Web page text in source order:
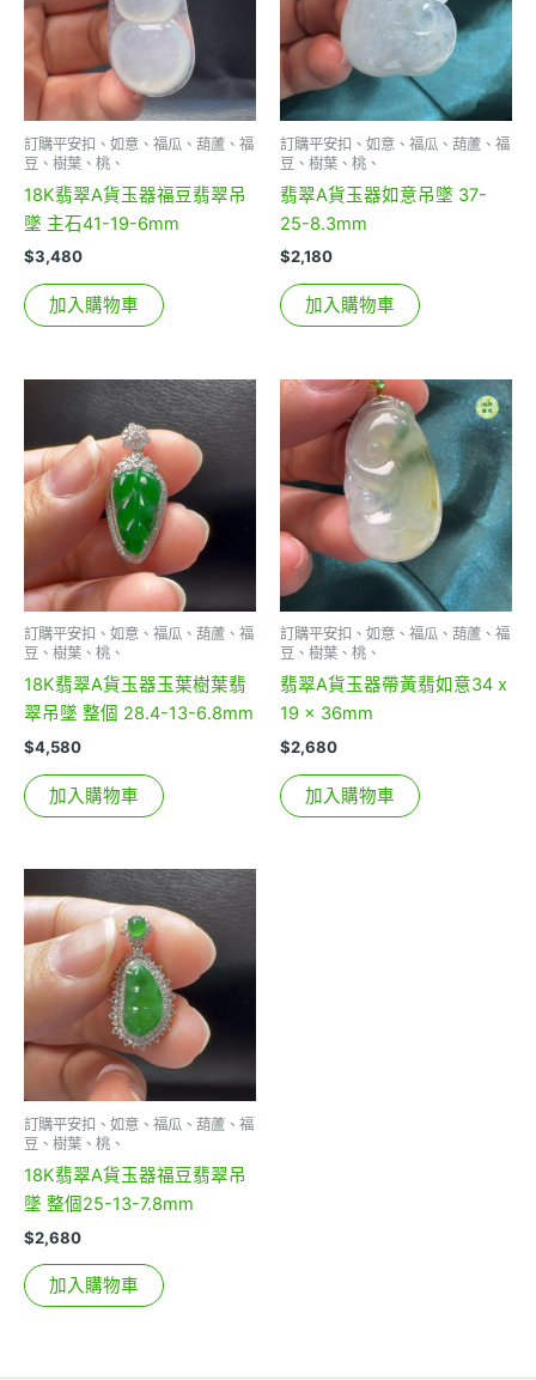
訂購平安扣、如意、福瓜、葫蘆、福
豆、樹葉、桃、
18K翡翠A貨玉器福豆翡翠吊
墜 主石41-19-6mm
$3,480
加入購物車
訂購平安扣、如意、福瓜、葫蘆、福
豆、樹葉、桃、
翡翠A貨玉器如意吊墜 37-
25-8.3mm
$2,180
加入購物車
訂購平安扣、如意、福瓜、葫蘆、福
豆、樹葉、桃、
18K翡翠A貨玉器玉葉樹葉翡
翠吊墜 整個 28.4-13-6.8mm
$4,580
加入購物車
訂購平安扣、如意、福瓜、葫蘆、福
豆、樹葉、桃、
翡翠A貨玉器帶黃翡如意34 x
19 x 36mm
$2,680
加入購物車
訂購平安扣、如意、福瓜、葫蘆、福
豆、樹葉、桃、
18K翡翠A貨玉器福豆翡翠吊
墜 整個25-13-7.8mm
$2,680
加入購物車